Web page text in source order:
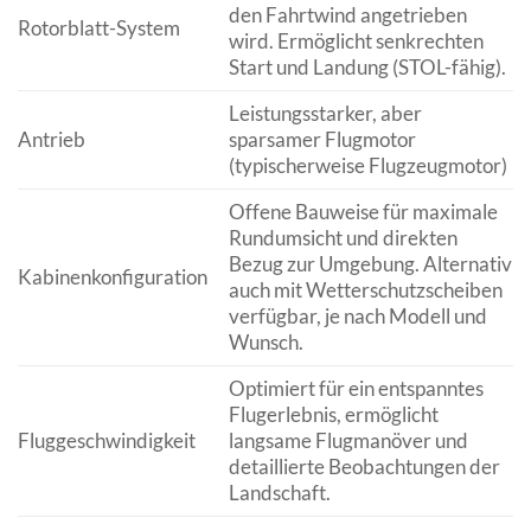
Rotorblatt-System
den Fahrtwind angetrieben
wird. Ermöglicht senkrechten
Start und Landung (STOL-fähig).
Antrieb
Leistungsstarker, aber
sparsamer Flugmotor
(typischerweise Flugzeugmotor)
Kabinenkonfiguration
Offene Bauweise für maximale
Rundumsicht und direkten
Bezug zur Umgebung. Alternativ
auch mit Wetterschutzscheiben
verfügbar, je nach Modell und
Wunsch.
Fluggeschwindigkeit
Optimiert für ein entspanntes
Flugerlebnis, ermöglicht
langsame Flugmanöver und
detaillierte Beobachtungen der
Landschaft.